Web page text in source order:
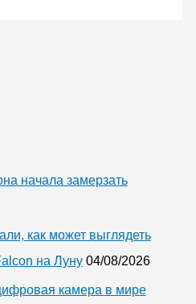
начала замерзать
как может выглядеть
на Луну 04/08/2026
камера в мире